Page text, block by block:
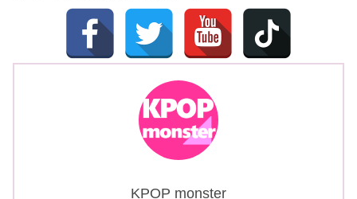
KPOP monster